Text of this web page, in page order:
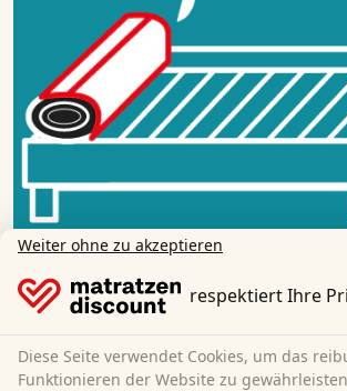
Auspacken
Entfernen Sie die Folie des Toppers.
Weiter ohne zu akzeptieren
respektiert Ihre
Diese Seite verwendet Cookies, um das
Funktionieren der Website zu